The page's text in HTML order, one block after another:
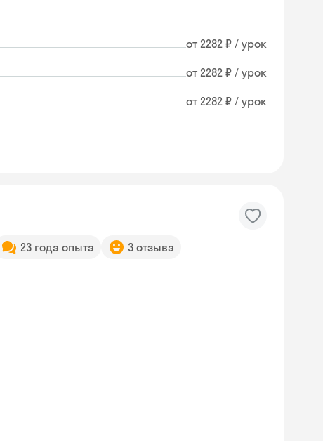
от 2282 ₽ / урок
от 2282 ₽ / урок
от 2282 ₽ / урок
23 года опыта 3 отзыва